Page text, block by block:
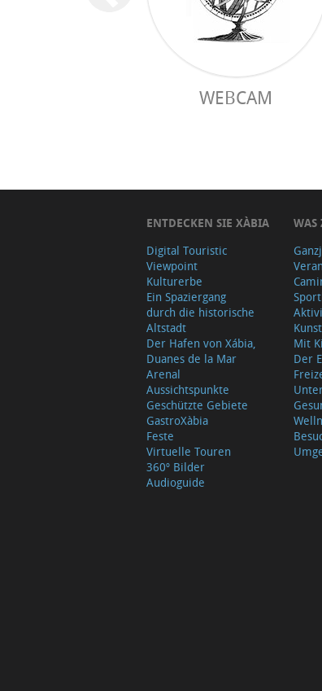
WEBCAM
ENTDECKEN SIE XÀBIA
Digital Touristic
Viewpoint
Kulturerbe
Ein Spaziergang
durch die historische
Altstadt
Der Hafen von Xábia,
Duanes de la Mar
Arenal
Aussichtspunkte
Geschützte Gebiete
GastroXàbia
Feste
Virtuelle Touren
360º Bilder
Audioguide
WAS
Mit
Der